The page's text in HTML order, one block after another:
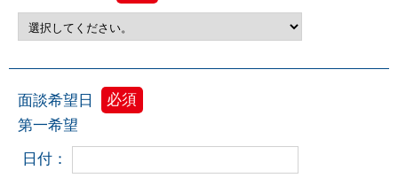
面談希望日
必須
第一希望
日付：